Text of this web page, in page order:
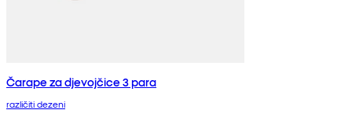
Čarape za djevojčice 3 para
različiti dezeni